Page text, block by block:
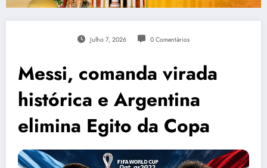
Julho 7, 2026 0 Comentários
Messi, comanda virada
histórica e Argentina
elimina Egito da Copa